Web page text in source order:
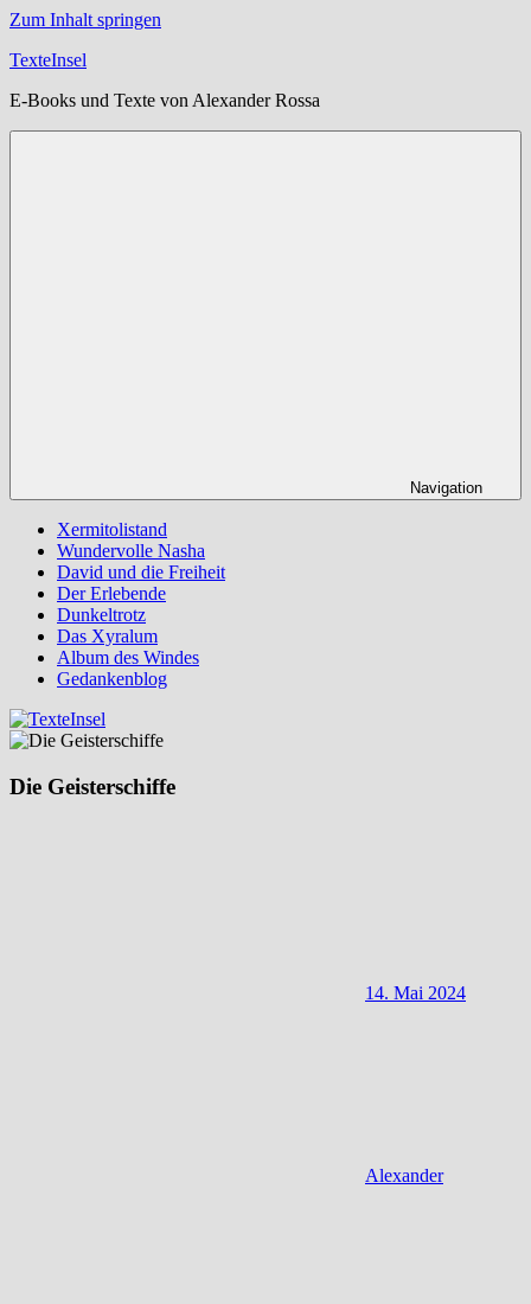
Zum Inhalt springen
TexteInsel
E-Books und Texte von Alexander Rossa
Navigation
Xermitolistand
Wundervolle Nasha
David und die Freiheit
Der Erlebende
Dunkeltrotz
Das Xyralum
Album des Windes
Gedankenblog
Die Geisterschiffe
14. Mai 2024
Alexander